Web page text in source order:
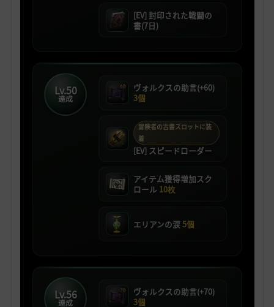
[EV] 封印された戦闘の
書(7日)
Lv.50
達成
ヴォルクスの助言(+60)
3個
冒険者の古書スロットに装
着
[EV] スピードローダー
アイテム獲得増加スク
ロール 10枚
エリアンの涙5個
Lv.56
達成
ヴォルクスの助言(+70)
3個